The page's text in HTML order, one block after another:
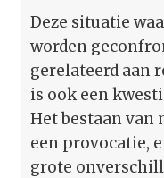
Deze situatie
worden
gerelateerd aan
is ook een
Het bestaan van
een provocatie,
grote